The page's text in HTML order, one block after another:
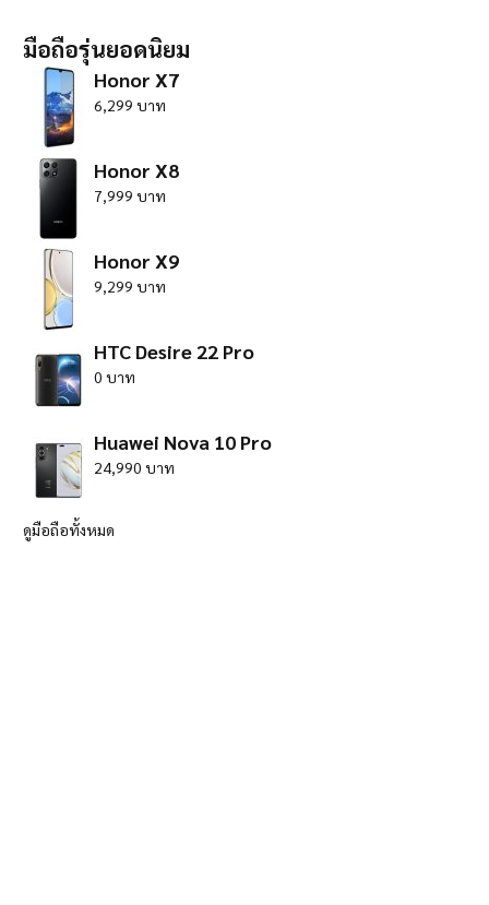
มือถือรุ่นยอดนิยม
Honor X7
6,299 บาท
Honor X8
7,999 บาท
Honor X9
9,299 บาท
HTC Desire 22 Pro
0 บาท
Huawei Nova 10 Pro
24,990 บาท
ดูมือถือทั้งหมด